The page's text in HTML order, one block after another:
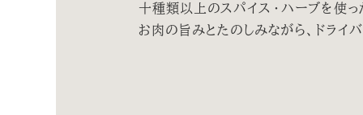
十種類以上のスパイス・ハーブを使っ
お肉の旨みとたのしみながら、ドライ